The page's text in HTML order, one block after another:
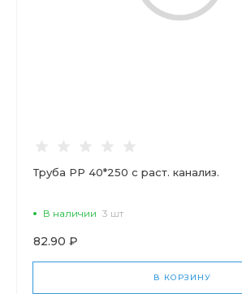
Труба РР 40*250 с раст. канализ.
В наличии 3 шт
82.90 ₽
В КОРЗИНУ